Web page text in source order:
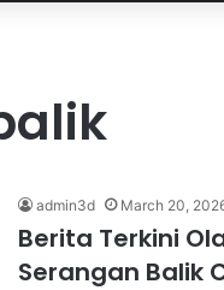
admin3d March 20,
Berita Terkini
Serangan Balik